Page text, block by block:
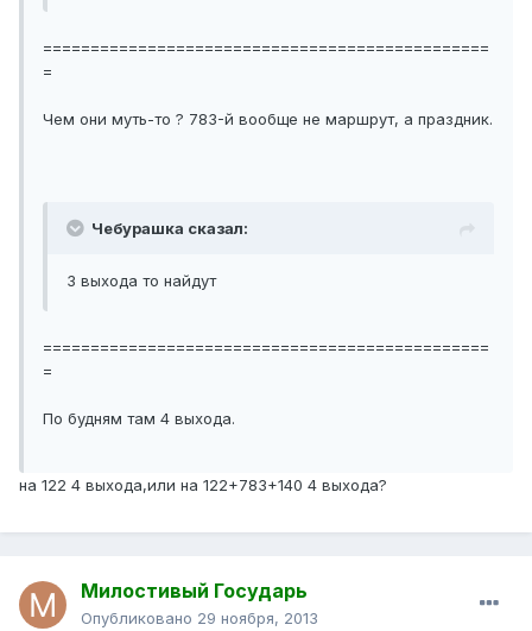
===============================================
=
Чем они муть-то ? 783-й вообще не маршрут, а праздник.
Чебурашка сказал:
3 выхода то найдут
===============================================
=
По будням там 4 выхода.
на 122 4 выхода,или на 122+783+140 4 выхода?
Милостивый Государь
Опубликовано 29 ноября, 2013